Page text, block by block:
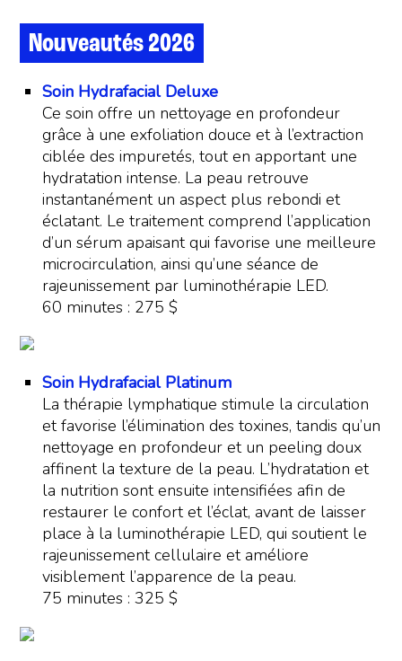
Nouveautés 2026
Soin Hydrafacial Deluxe
Ce soin offre un nettoyage en profondeur
grâce à une exfoliation douce et à l’extraction
ciblée des impuretés, tout en apportant une
hydratation intense. La peau retrouve
instantanément un aspect plus rebondi et
éclatant. Le traitement comprend l’application
d’un sérum apaisant qui favorise une meilleure
microcirculation, ainsi qu’une séance de
rajeunissement par luminothérapie LED.
60 minutes : 275 $
Soin Hydrafacial Platinum
La thérapie lymphatique stimule la circulation
et favorise l’élimination des toxines, tandis qu’un
nettoyage en profondeur et un peeling doux
affinent la texture de la peau. L’hydratation et
la nutrition sont ensuite intensifiées afin de
restaurer le confort et l’éclat, avant de laisser
place à la luminothérapie LED, qui soutient le
rajeunissement cellulaire et améliore
visiblement l’apparence de la peau.
75 minutes : 325 $